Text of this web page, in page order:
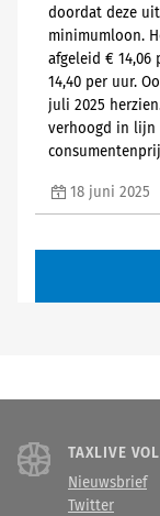
doordat deze
minimumloon.
afgeleid € 14,06
14,40 per uur.
juli 2025
verhoogd in lijn
18 juni 2025
TAXLIVE
Nieuwsbrief
Twitter